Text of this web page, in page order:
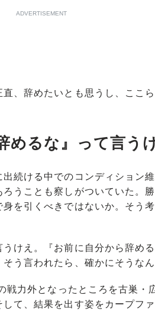
ADVERTISEMENT
、辞めたいとも思うし、ここ
めるな』って言う
続ける中でのコンディション維
うことも察しがついていた。
を引くべきではないか。そう
けえ。『お前に自分から辞め
う言われたら、確かにそうなん
力外となったところを古巣・
て、結果を出す姿をカープフ